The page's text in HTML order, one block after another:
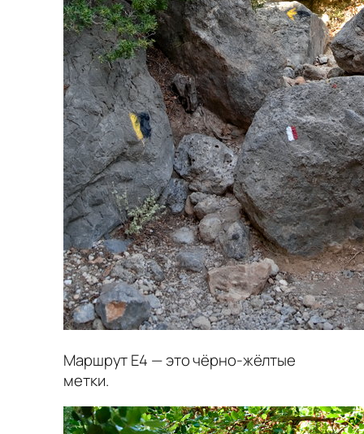
Маршрут Е4 — это чёрно-жёлтые
метки.